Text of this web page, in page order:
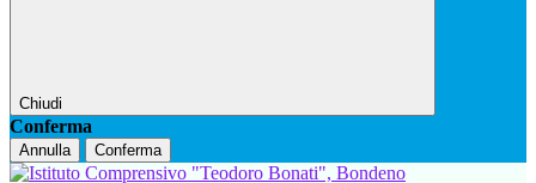
Chiudi
Conferma
Annulla Conferma